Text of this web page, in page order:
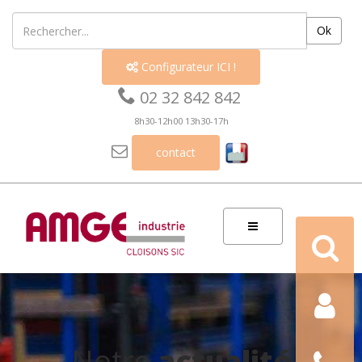
Ok
 Configurateur ICI !
 02 32 842 842
8h30-12h00 13h30-17h
 contact